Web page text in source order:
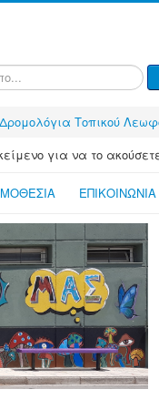
Δρομολόγια Τοπικού
για να το
ΕΠΙΚΟΙΝΩΝΙΑ